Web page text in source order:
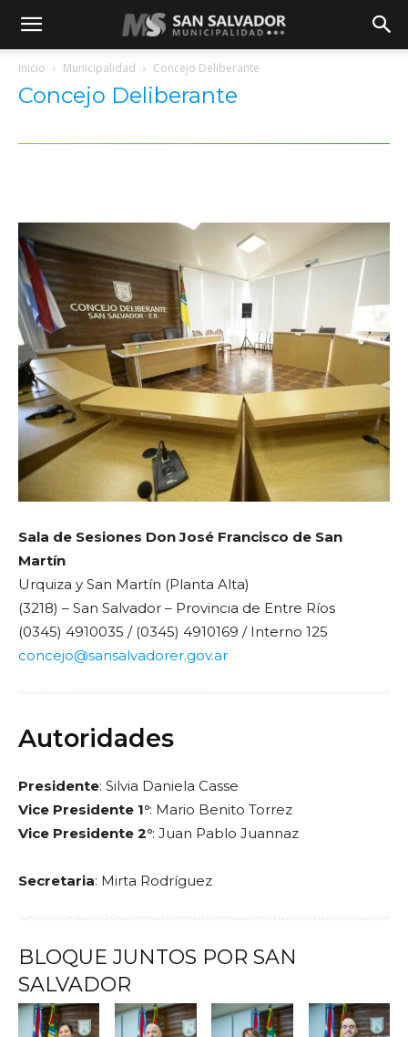
Inicio Municipalidad Concejo Deliberante
Concejo Deliberante
Sala de Sesiones Don José Francisco de San
Martín
Urquiza y San Martín (Planta Alta)
(3218) – San Salvador – Provincia de Entre Ríos
(0345) 4910035 / (0345) 4910169 / Interno 125
concejo@sansalvadorer.gov.ar
Autoridades
Presidente: Silvia Daniela Casse
Vice Presidente 1°: Mario Benito Torrez
Vice Presidente 2°: Juan Pablo Juannaz
Secretaria: Mirta Rodríguez
BLOQUE JUNTOS POR SAN
SALVADOR